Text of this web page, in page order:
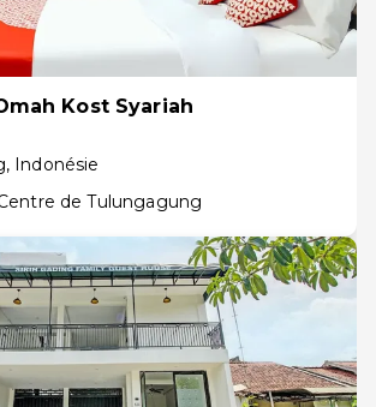
Kost Syariah
, Indonésie
de Tulungagung